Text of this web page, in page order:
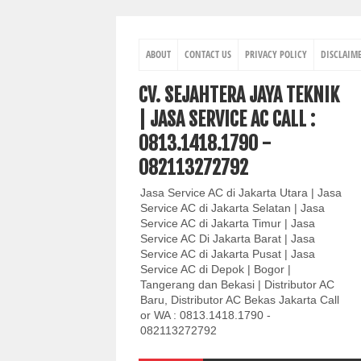
ABOUT CONTACT US PRIVACY POLICY
CV. SEJAHTERA JAYA TEKNIK
| JASA SERVICE AC CALL :
0813.1418.1790 -
082113272792
Jasa Service AC di Jakarta Utara | Jasa
Service AC di Jakarta Selatan | Jasa
Service AC di Jakarta Timur | Jasa
Service AC Di Jakarta Barat | Jasa
Service AC di Jakarta Pusat | Jasa
Service AC di Depok | Bogor |
Tangerang dan Bekasi | Distributor AC
Baru, Distributor AC Bekas Jakarta Call
or WA : 0813.1418.1790 -
082113272792